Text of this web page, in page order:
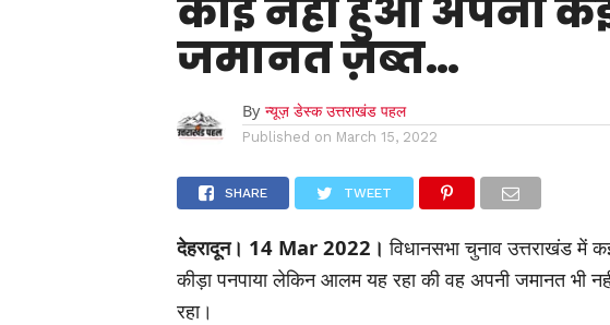
कोई नही हुआ अपना
जमानत ज़ब्त…
By न्यूज़ डेस्क उत्तराखंड पहल
Published on March 15, 2022
SHARE TWEET
देहरादून। 14 Mar 2022।विधानसभा चुनाव उत्तराखंड में
कीड़ा पनपाया लेकिन आलम यह रहा की वह अपनी जमानत भी
रहा।